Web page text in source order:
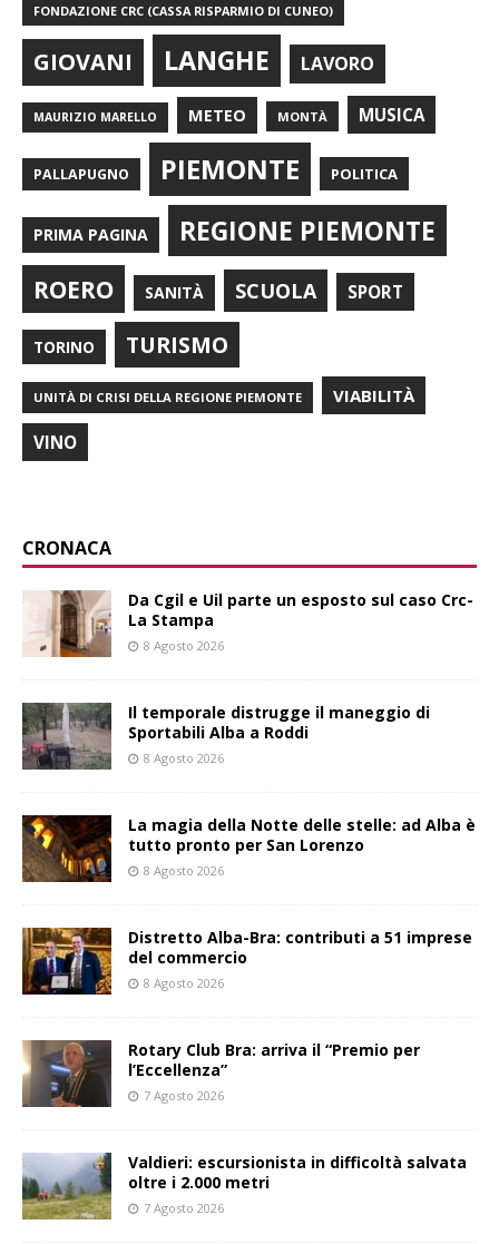
FONDAZIONE CRC (CASSA RISPARMIO DI CUNEO)
GIOVANI LANGHE LAVORO
MAURIZIO MARELLO METEO MONTÀ MUSICA
PALLAPUGNO PIEMONTE POLITICA
PRIMA PAGINA REGIONE PIEMONTE
ROERO SANITÀ SCUOLA SPORT
TORINO TURISMO
UNITÀ DI CRISI DELLA REGIONE PIEMONTE VIABILITÀ
VINO
CRONACA
Da Cgil e Uil parte un esposto sul caso Crc-
La Stampa
8 Agosto 2026
Il temporale distrugge il maneggio di
Sportabili Alba a Roddi
8 Agosto 2026
La magia della Notte delle stelle: ad Alba è
tutto pronto per San Lorenzo
8 Agosto 2026
Distretto Alba-Bra: contributi a 51 imprese
del commercio
8 Agosto 2026
Rotary Club Bra: arriva il “Premio per
l’Eccellenza”
7 Agosto 2026
Valdieri: escursionista in difficoltà salvata
oltre i 2.000 metri
7 Agosto 2026